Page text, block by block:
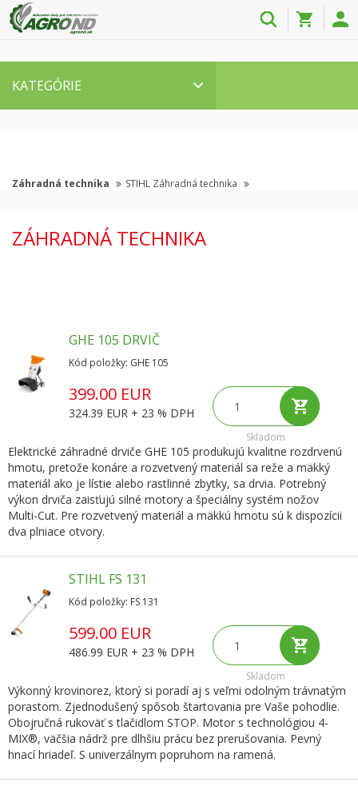
KATEGÓRIE
Záhradná technika STIHL Záhradná technika
ZÁHRADNÁ TECHNIKA
GHE 105 DRVIČ
Kód položky: GHE 105
399.00 EUR
324.39 EUR + 23 % DPH
Skladom
Elektrické záhradné drviče GHE 105 produkujú kvalitne rozdrvenú
hmotu, pretože konáre a rozvetvený materiál sa reže a mäkký
materiál ako je lístie alebo rastlinné zbytky, sa drvia. Potrebný
výkon drviča zaisťujú silné motory a špeciálny systém nožov
Multi-Cut. Pre rozvetvený materiál a mäkkú hmotu sú k dispozícii
dva plniace otvory.
STIHL FS 131
Kód položky: FS 131
599.00 EUR
486.99 EUR + 23 % DPH
Skladom
Výkonný krovinorez, ktorý si poradí aj s veľmi odolným trávnatým
porastom. Zjednodušený spôsob štartovania pre Vaše pohodlie.
Obojručná rukoväť s tlačidlom STOP. Motor s technológiou 4-
MIX®, väčšia nádrž pre dlhšiu prácu bez prerušovania. Pevný
hnací hriadeľ. S univerzálnym popruhom na ramená.